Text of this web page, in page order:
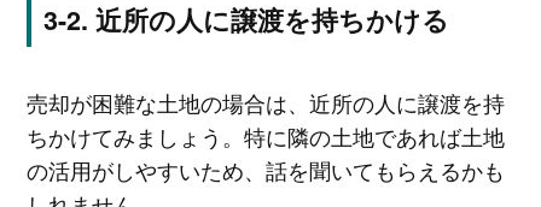
近所の人に譲渡を持ちかける
売却が困難な土地の場合は、近所の人に譲渡を持
ちかけてみましょう。特に隣の土地であれば土地
の活用がしやすいため、話を聞いてもらえるかも